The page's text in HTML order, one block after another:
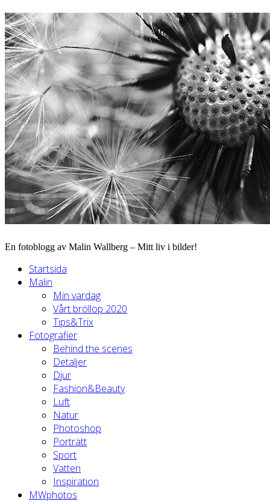
En fotoblogg av Malin Wallberg – Mitt liv i bilder!
Startsida
Malin
Min vardag
Vårt bröllop 2020
Tips&Trix
Fotografier
Behind the scenes
Detaljer
Djur
Fashion&Beauty
Luft
Natur
Photoshop
Porträtt
Sport
Vatten
Inspiration
MWphotos